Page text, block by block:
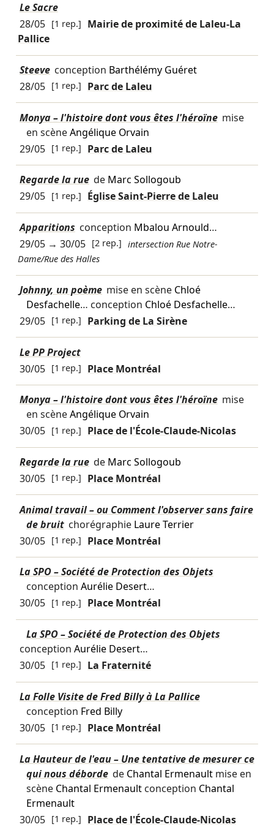
Le Sacre
28/05 [1 rep.]
Mairie de proximité de Laleu-La
Pallice
Steeve conception Barthélémy Guéret
28/05 [1 rep.] Parc de Laleu
Monya – l'histoire dont vous êtes l'héroïne mise
en scèneAngélique Orvain
29/05 [1 rep.] Parc de Laleu
Regarde la rue de Marc Sollogoub
29/05 [1 rep.] Église Saint-Pierre de Laleu
Apparitions conception Mbalou Arnould…
29/05→ 30/05 [2 rep.] intersection Rue Notre-
Dame/Rue des Halles
Johnny, un poème mise en scène Chloé
Desfachelle… conception Chloé Desfachelle…
29/05 [1 rep.] Parking de La Sirène
Le PP Project
30/05 [1 rep.] Place Montréal
Monya – l'histoire dont vous êtes l'héroïne mise
en scèneAngélique Orvain
30/05 [1 rep.] Place de l'École-Claude-Nicolas
Regarde la rue de Marc Sollogoub
30/05 [1 rep.] Place Montréal
Animal travail – ou Comment l'observer sans faire
de bruit chorégraphie Laure Terrier
30/05 [1 rep.] Place Montréal
La SPO – Société de Protection des Objets
conception Aurélie Desert…
30/05 [1 rep.] Place Montréal
La SPO – Société de Protection des Objets
conception Aurélie Desert…
30/05 [1 rep.] La Fraternité
La Folle Visite de Fred Billy à La Pallice
conception Fred Billy
30/05 [1 rep.] Place Montréal
La Hauteur de l'eau – Une tentative de mesurer ce
qui nous déborde de Chantal Ermenaultmise en
scène Chantal Ermenaultconception Chantal
Ermenault
30/05 [1 rep.] Place de l'École-Claude-Nicolas